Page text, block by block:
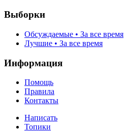
Выборки
Обсуждаемые • За все время
Лучшие • За все время
Информация
Помощь
Правила
Контакты
Написать
Топики